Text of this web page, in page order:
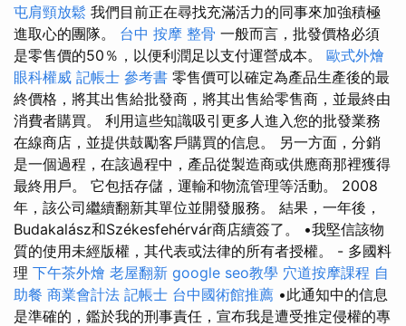
屯肩頸放鬆 我們目前正在尋找充滿活力的同事來加強積極
進取心的團隊。 台中 按摩 整骨 一般而言，批發價格必須
是零售價的50％，以便利潤足以支付運營成本。 歐式外燴
眼科權威 記帳士 參考書 零售價可以確定為產品生產後的最
終價格，將其出售給批發商，將其出售給零售商，並最終由
消費者購買。 利用這些知識吸引更多人進入您的批發業務
在線商店，並提供鼓勵客戶購買的信息。 另一方面，分銷
是一個過程，在該過程中，產品從製造商或供應商那裡獲得
最終用戶。 它包括存儲，運輸和物流管理等活動。 2008
年，該公司繼續翻新其單位並開發服務。 結果，一年後，
Budakalász和Székesfehérvár商店續簽了。 •我堅信該物
質的使用未經版權，其代表或法律的所有者授權。 - 多國料
理 下午茶外燴 老屋翻新 google seo教學 穴道按摩課程 自
助餐 商業會計法 記帳士 台中國術館推薦 •此通知中的信息
是準確的，鑑於我的刑事責任，宣布我是遭受推定侵權的專